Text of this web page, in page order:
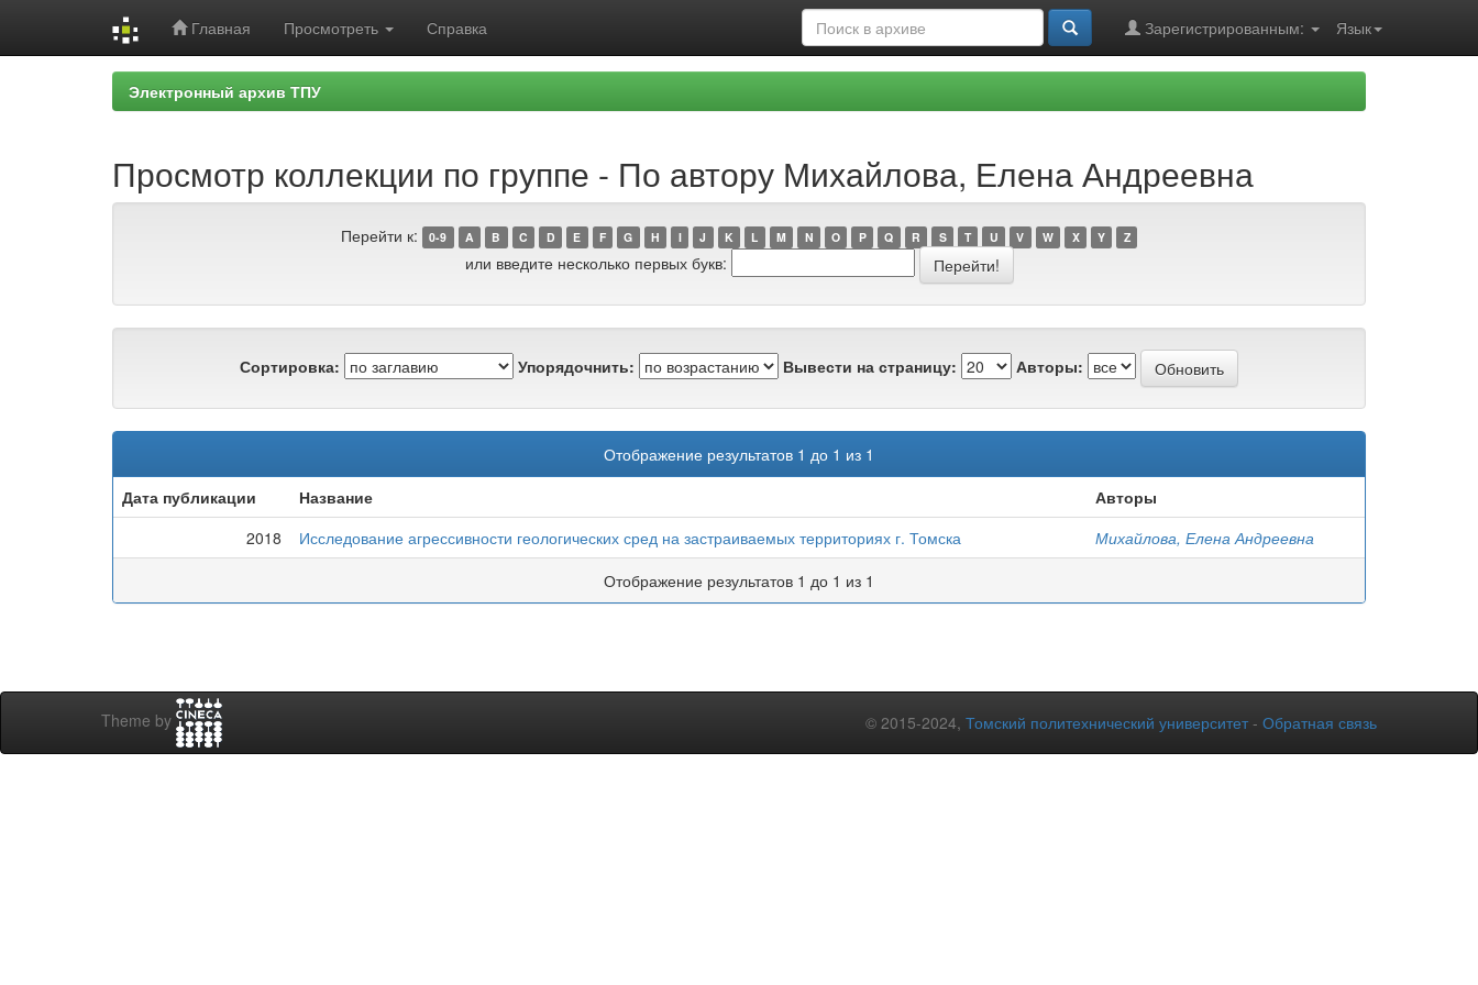
Главная Просмотреть Справка Язык
Зарегистрированным:
Электронный архив ТПУ
Просмотр коллекции по группе - По автору Михайлова, Елена Андреевна
Перейти к: 0-9 A B C D E F G H I J K L M N O P Q R S T U V W X Y Z
или введите несколько первых букв:
Сортировка: Упорядочнить: Вывести на страницу: Авторы:
Отображение результатов 1 до 1 из 1
Дата публикации
Название
Авторы
2018
Исследование агрессивности геологических сред на застраиваемых территориях г. Томска
Михайлова, Елена Андреевна
Отображение результатов 1 до 1 из 1
Theme by © 2015-2024, Томский политехнический университет - Обратная связь